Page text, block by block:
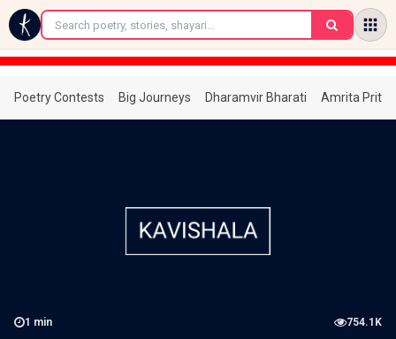
←
Poetry Contests Big Journeys Dharamvir Bharati Amrita
1 min 754.1K